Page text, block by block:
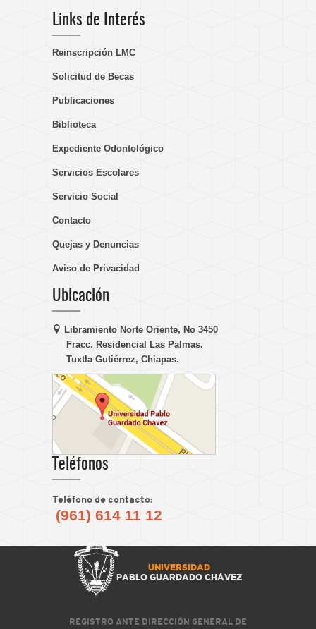
Links de Interés
Reinscripción LMC
Solicitud de Becas
Publicaciones
Biblioteca
Expediente Odontológico
Servicios Escolares
Servicio Social
Contacto
Quejas y Denuncias
Aviso de Privacidad
Ubicación
Libramiento Norte Oriente, No 3450
Fracc. Residencial Las Palmas.
Tuxtla Gutiérrez, Chiapas.
Teléfonos
Teléfono de contacto:
(961) 614 11 12
UNIVERSIDAD
PABLO GUARDADO CHÁVEZ
REGISTRO ANTE DIRECCIÓN GENERAL DE